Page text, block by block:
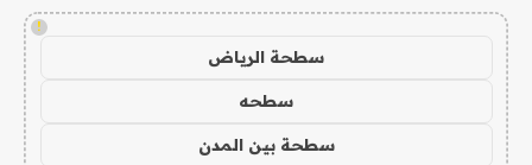
!
سطحة الرياض
سطحه
سطحة بين المدن